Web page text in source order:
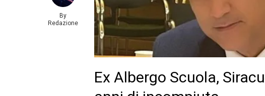
By
Redazione
Ex Albergo Scuola,